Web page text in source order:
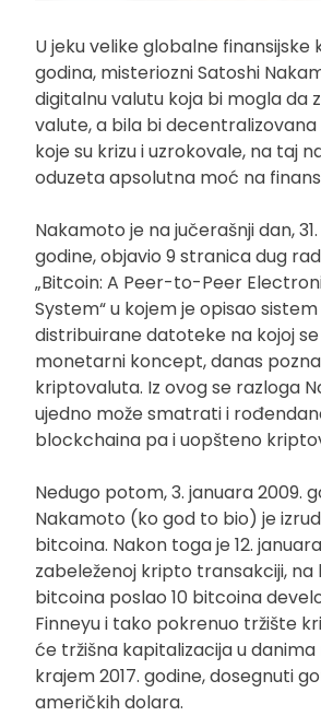
U jeku velike globalne finansijske
godina, misteriozni Satoshi
digitalnu valutu koja bi mogla da
valute, a bila bi
koje su krizu i uzrokovale, na taj
oduzeta apsolutna moć na
Nakamoto je na jučerašnji dan,
godine, objavio 9 stranica dug
„Bitcoin: A Peer-to-Peer
System“ u kojem je opisao
distribuirane datoteke na kojoj
monetarni koncept, danas
kriptovaluta. Iz ovog se razloga
ujedno može smatrati i
blockchaina pa i uopšteno
Nedugo potom, 3. januara 2009.
Nakamoto (ko god to bio) je
bitcoina. Nakon toga je 12.
zabeleženoj kripto transakciji, na
bitcoina poslao 10 bitcoina
Finneyu i tako pokrenuo tržište
će tržišna kapitalizacija u danima
krajem 2017. godine, dosegnuti
američkih dolara.